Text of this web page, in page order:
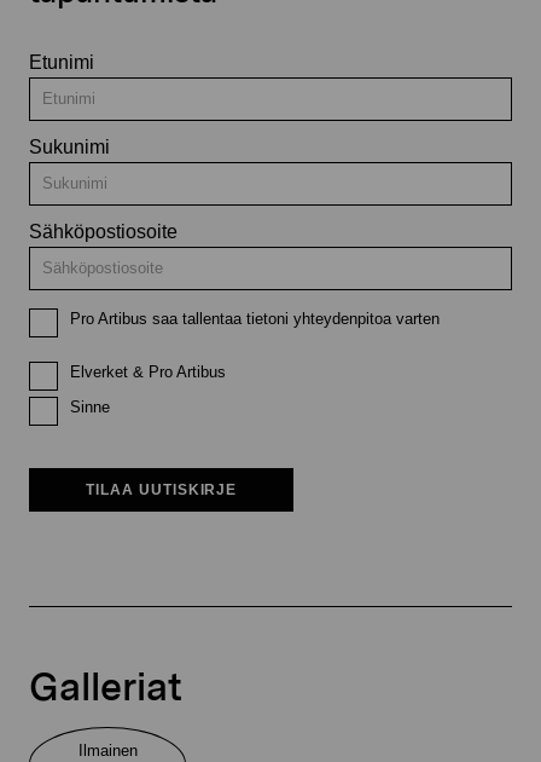
Etunimi
Sukunimi
Sähköpostiosoite
Pro Artibus saa tallentaa tietoni yhteydenpitoa varten
Elverket & Pro Artibus
Sinne
TILAA UUTISKIRJE
Galleriat
Ilmainen